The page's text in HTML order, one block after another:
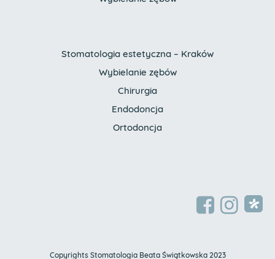
Stomatologia estetyczna – Kraków
Wybielanie zębów
Chirurgia
Endodoncja
Ortodoncja
Copyrights Stomatologia Beata Świątkowska 2023